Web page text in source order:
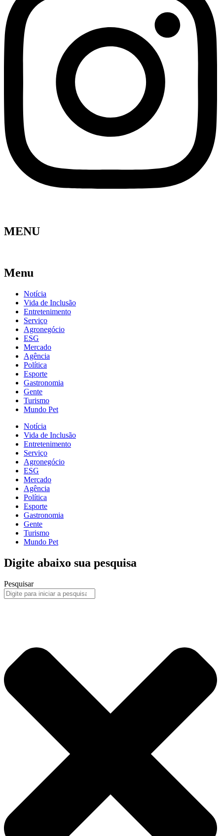
MENU
Menu
Notícia
Vida de Inclusão
Entretenimento
Serviço
Agronegócio
ESG
Mercado
Agência
Política
Esporte
Gastronomia
Gente
Turismo
Mundo Pet
Notícia
Vida de Inclusão
Entretenimento
Serviço
Agronegócio
ESG
Mercado
Agência
Política
Esporte
Gastronomia
Gente
Turismo
Mundo Pet
Digite abaixo sua pesquisa
Pesquisar